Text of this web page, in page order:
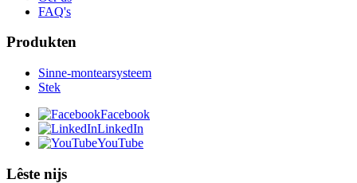
FAQ's
Produkten
Sinne-montearsysteem
Stek
Facebook
LinkedIn
YouTube
Lêste nijs